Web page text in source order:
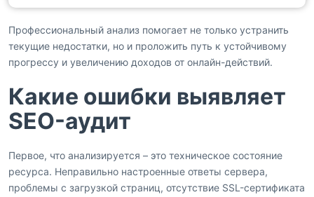
Профессиональный анализ помогает не только устранить
текущие недостатки, но и проложить путь к устойчивому
прогрессу и увеличению доходов от онлайн-действий.
Какие ошибки выявляет
SEO-аудит
Первое, что анализируется – это техническое состояние
ресурса. Неправильно настроенные ответы сервера,
проблемы с загрузкой страниц, отсутствие SSL-сертификата